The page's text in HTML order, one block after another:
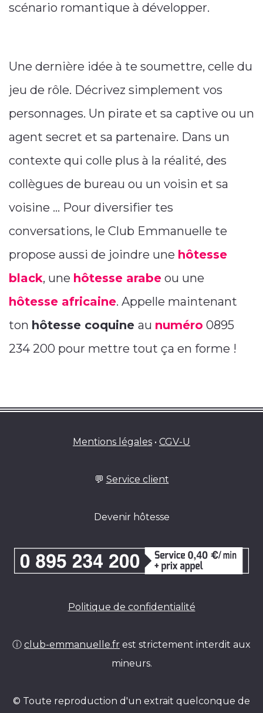
scénario romantique à développer.
Une dernière idée à te soumettre, celle du
jeu de rôle. Décrivez simplement vos
personnages. Un pirate et sa captive ou un
agent secret et sa partenaire. Dans un
contexte qui colle plus à la réalité, des
collègues de bureau ou un voisin et sa
voisine … Pour diversifier tes
conversations, le Club Emmanuelle te
propose aussi de joindre une hôtesse
black, une hôtesse arabe ou une
hôtesse africaine. Appelle maintenant
ton hôtesse coquine au numéro 0895
234 200 pour mettre tout ça en forme !
Mentions légales • CGV-U
💬 Service client
Devenir hôtesse
Politique de confidentialité
ⓘ club-emmanuelle.fr est strictement interdit aux
mineurs.
© Toute reproduction d'un extrait quelconque de